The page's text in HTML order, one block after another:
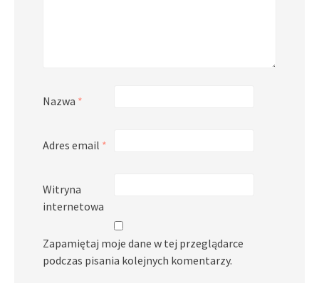
Nazwa *
Adres email *
Witryna
internetowa
Zapamiętaj moje dane w tej przeglądarce
podczas pisania kolejnych komentarzy.